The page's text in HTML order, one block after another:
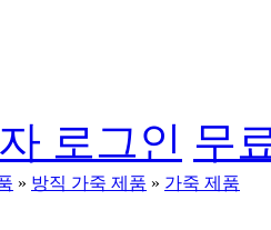
로그인 무
» 방직 가죽 제품 » 가죽 제품